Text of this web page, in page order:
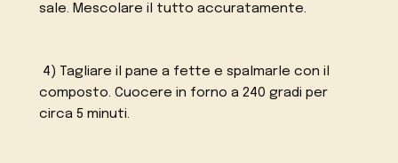
sale. Mescolare il tutto accuratamente.
4) Tagliare il pane a fette e spalmarle con il
composto. Cuocere in forno a 240 gradi per
circa 5 minuti.